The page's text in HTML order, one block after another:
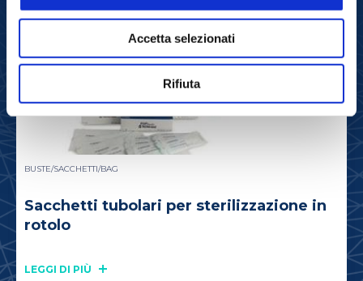
Accetta selezionati
Rifiuta
BUSTE/SACCHETTI/BAG
Sacchetti tubolari per sterilizzazione in
rotolo
LEGGI DI PIÙ